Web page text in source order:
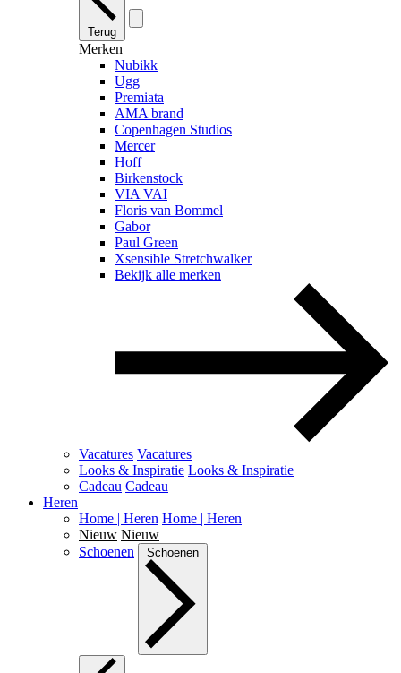
Terug
Merken
Nubikk
Ugg
Premiata
AMA brand
Copenhagen Studios
Mercer
Hoff
Birkenstock
VIA VAI
Floris van Bommel
Gabor
Paul Green
Xsensible Stretchwalker
Bekijk alle merken
Vacatures Vacatures
Looks & Inspiratie Looks & Inspiratie
Cadeau Cadeau
Heren
Home | Heren Home | Heren
Nieuw Nieuw
Schoenen
Schoenen